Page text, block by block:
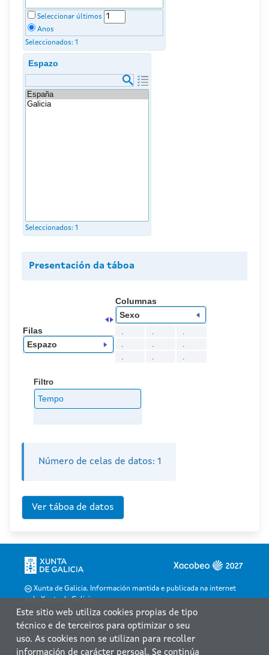
Seleccionar últimos
Anos
Seleccionados: 1
Espazo
Seleccionados: 1
Presentación da táboa
Columnas
Sexo
Filas
Espazo
Filtro
Tempo
Número de celas de datos: 1
Xunta de Galicia. Información mantida e publicada na internet
pola Xunta de Galicia
Accesibilidade
Este sitio web utiliza cookies propias de tipo
técnico e de terceiros para optimizar o seu
uso. As cookies non se utilizan para recoller
información de carácter persoal. Se continúa